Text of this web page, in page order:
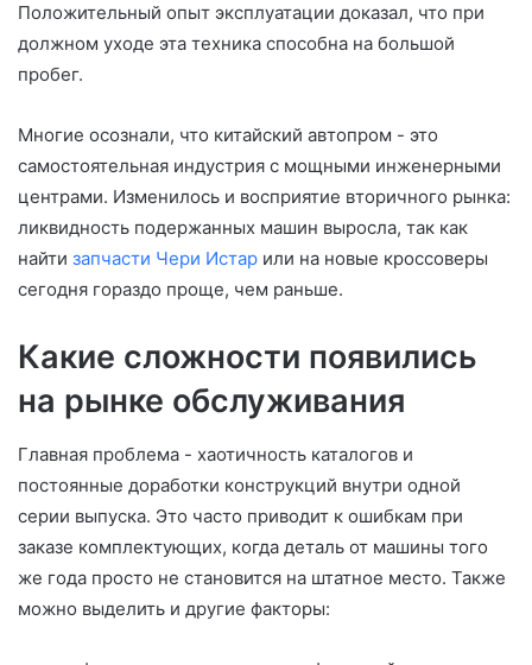
Положительный опыт эксплуатации доказал, что при
должном уходе эта техника способна на большой
пробег.
Многие осознали, что китайский автопром - это
самостоятельная индустрия с мощными инженерными
центрами. Изменилось и восприятие вторичного рынка:
ликвидность подержанных машин выросла, так как
найти запчасти Чери Истар или на новые кроссоверы
сегодня гораздо проще, чем раньше.
Какие сложности появились
на рынке обслуживания
Главная проблема - хаотичность каталогов и
постоянные доработки конструкций внутри одной
серии выпуска. Это часто приводит к ошибкам при
заказе комплектующих, когда деталь от машины того
же года просто не становится на штатное место. Также
можно выделить и другие факторы: